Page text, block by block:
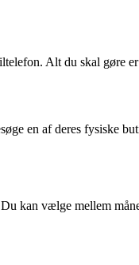
Alt du skal gøre
en af ​​deres fysiske
kan vælge mellem